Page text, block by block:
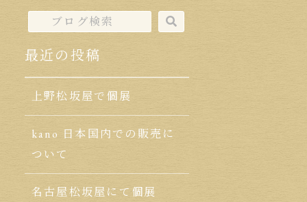
最近の投稿
上野松坂屋で個展
kano 日本国内での販売に
ついて
名古屋松坂屋にて個展